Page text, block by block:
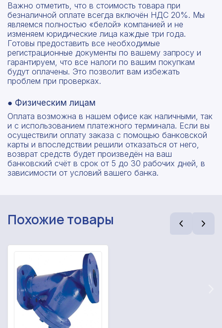
Важно отметить, что в стоимость товара при
безналичной оплате всегда включён НДС 20%. Мы
являемся полностью «белой» компанией и не
изменяем юридические лица каждые три года.
Готовы предоставить все необходимые
регистрационные документы по вашему запросу и
гарантируем, что все налоги по вашим покупкам
будут оплачены. Это позволит вам избежать
проблем при проверках.
● Физическим лицам
Оплата возможна в нашем офисе как наличными, так
и с использованием платежного терминала. Если вы
осуществили оплату заказа с помощью банковской
карты и впоследствии решили отказаться от него,
возврат средств будет произведён на ваш
банковский счёт в срок от 5 до 30 рабочих дней, в
зависимости от условий вашего банка.
Похожие товары
Рассчитать смету
кратчайшие сроки.
Оставьте номер
телефона
Мы свяжемся с вами в ближайшее время!
Предоставим бесплатную консультацию по
нашим товарам и актуальным ценам на
металлопрокат
Форма отправлена,
спасибо!
Форма не отправлена!
Произошла ошибка.